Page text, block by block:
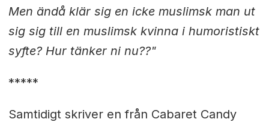
Men ändå klär sig en icke muslimsk man ut
sig sig till en muslimsk kvinna i humoristiskt
syfte? Hur tänker ni nu??"
*****
Samtidigt skriver en från Cabaret Candy